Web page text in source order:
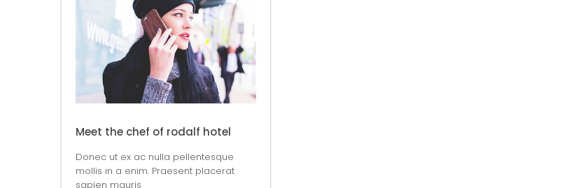
Meet the chef of rodalf hotel
Donec ut ex ac nulla pellentesque
mollis in a enim. Praesent placerat
sapien mauris